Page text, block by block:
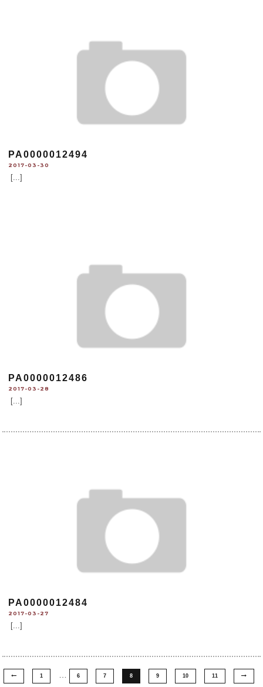
PA0000012494
2017-03-30
[...]
PA0000012486
2017-03-28
[...]
PA0000012484
2017-03-27
[...]
1 6 7 8 9 10 11